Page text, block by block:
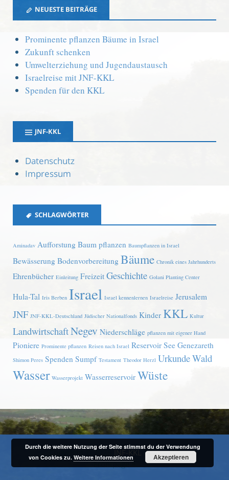
NEUESTE BEITRÄGE
Prominente pflanzen Bäume in Israel
Zukunft schenken
Umwelterziehung und Jugendaustausch
Israelreise mit JNF-KKL
Spenden für den KKL
JNF-KKL
Datenschutz
Impressum
SCHLAGWÖRTER
Aminadav Aufforstung Baum pflanzen Baumpflanzen in Israel
Bewässerung Bodenvorbereitung Bäume Chronik eines Jahrhunderts
Ehrenbücher Einleitung Freizeit Geschichte Golani Planting Center
Hula-Tal Iris Berben Israel Israel kennenlernen Israelreise Jerusalem
JNF JNF-KKL-Deutschland Jüdischer Nationalfonds Kinder KKL Kultur
LandwirtschaftNegev Niederschläge pflanzen mit eigener Hand
Pioniere Prominente pflanzen Reisen nach Israel Reservoir See Genezareth
Shimon Peres Spenden Sumpf Testament Theodor Herzl UrkundeWald
Wasser Wasserprojekt Wasserreservoir Wüste
Copyright © 2026
. ID = 1511
Frontpage =
Durch die weitere Nutzung der Seite stimmst du der Verwendung
von Cookies zu.Weitere Informationen Akzeptieren